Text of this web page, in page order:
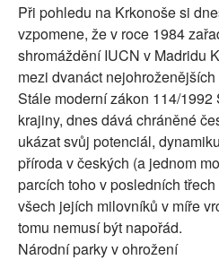
Při pohledu na Krkonoše si
vzpomene, že v roce 1984
shromáždění IUCN v Madridu
mezi dvanáct
Stále moderní zákon 114/1992
krajiny, dnes dává chráněné
ukázat svůj potenciál,
příroda v českých (a jednom
parcích toho v posledních
všech jejích milovníků v míře
tomu nemusí být napořád.
Národní parky v ohrožení